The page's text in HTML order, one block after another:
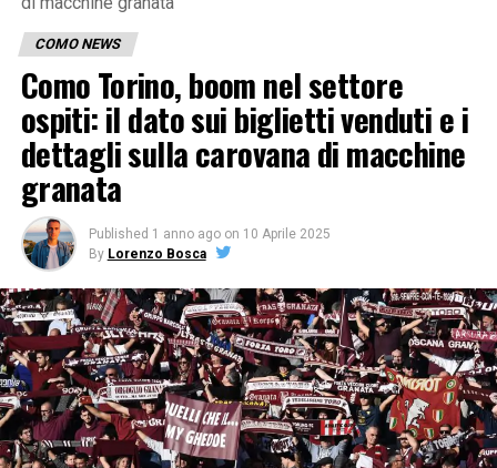
COMO NEWS
Como Torino, boom nel settore
ospiti: il dato sui biglietti venduti e i
dettagli sulla carovana di macchine
granata
Published 1 anno ago on 10 Aprile 2025
By Lorenzo Bosca